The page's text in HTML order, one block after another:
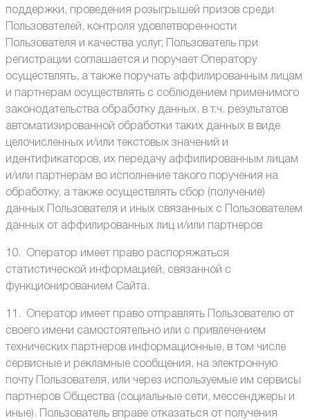
поддержки, проведения розыгрышей призов среди
Пользователей, контроля удовлетворенности
Пользователя и качества услуг, Пользователь при
регистрации соглашается и поручает Оператору
осуществлять, а также поручать аффилированным лицам
и партнерам осуществлять с соблюдением применимого
законодательства обработку данных, в т.ч. результатов
автоматизированной обработки таких данных в виде
целочисленных и/или текстовых значений и
идентификаторов, их передачу аффилированным лицам
и/или партнерам во исполнение такого поручения на
обработку, а также осуществлять сбор (получение)
данных Пользователя и иных связанных с Пользователем
данных от аффилированных лиц и/или партнеров
10. Оператор имеет право распоряжаться
статистической информацией, связанной с
функционированием Сайта.
11. Оператор имеет право отправлять Пользователю от
своего имени самостоятельно или с привлечением
технических партнеров информационные, в том числе
сервисные и рекламные сообщения, на электронную
почту Пользователя, или через используемые им сервисы
партнеров Общества (социальные сети, мессенджеры и
иные). Пользователь вправе отказаться от получения